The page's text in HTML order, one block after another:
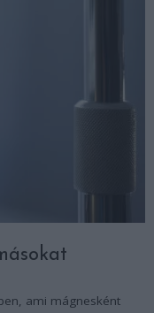
ami mágnesként